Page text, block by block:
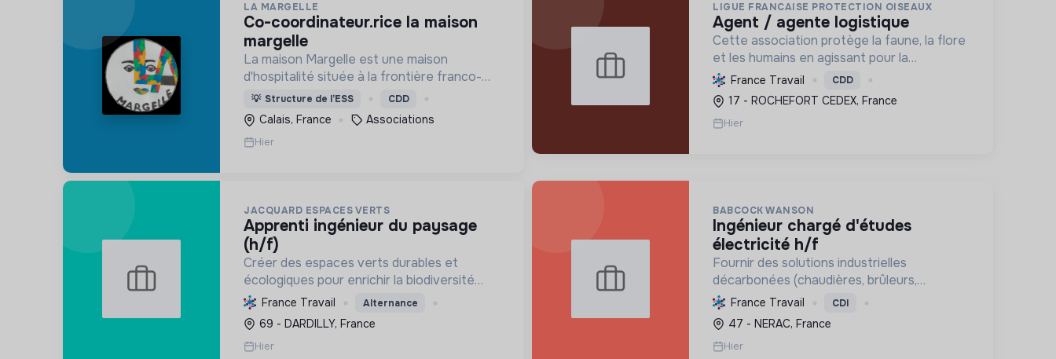
LA MARGELLE
co-coordinateur.rice la maison
margelle
La maison Margelle est une maison
d'hospitalité située à la frontière franco-
britannique qui défend quotidiennement les
valeurs d'accueil auprès des personnes en
situation d'errance.
💡 Structure de l’ESS CDD
Calais, France Associations
Hier
LIGUE FRANCAISE PROTECTION OISEAUX
agent / agente logistique
Cette association protège la faune, la flore
et les humains en agissant pour la
biodiversité. Elle informe, soigne, préserve
les habitats et sensibilise à la transition
écologique.
France Travail CDD
17 - ROCHEFORT CEDEX, France
Hier
JACQUARD ESPACES VERTS
apprenti ingénieur du paysage
(h/f)
Créer des espaces verts durables et
écologiques pour enrichir la biodiversité
urbaine, intégrer la nature aux bâtiments et
promouvoir des pratiques paysagères
respectueuses de l'environnement.
France Travail Alternance
69 - DARDILLY, France
Hier
BABCOCK WANSON
ingénieur chargé d'études
électricité h/f
Fournir des solutions industrielles
décarbonées (chaudières, brûleurs,
traitement) et des services associés, tout
en contribuant activement à la transition
énergétique et écologique mondiale par
l'inn...
France Travail CDI
47 - NERAC, France
Hier